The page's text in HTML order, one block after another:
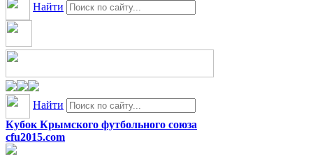
Найти
Найти
Кубок Крымского футбольного союза
cfu2015.com